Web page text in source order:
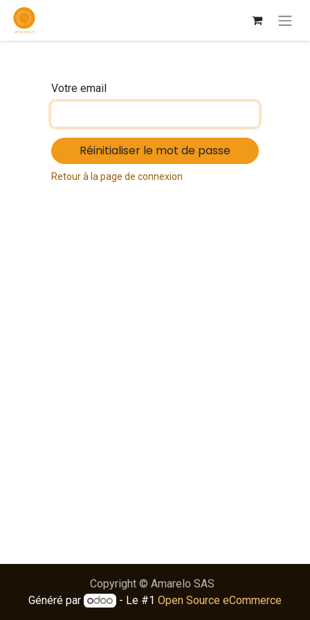
Votre email
Réinitialiser le mot de passe
Retour à la page de connexion
Copyright © Amarelo SAS
Généré par
- Le #1 Open Source eCommerce